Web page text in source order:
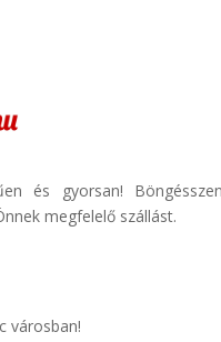
és gyorsan!
megfelelő szállást.
városban!